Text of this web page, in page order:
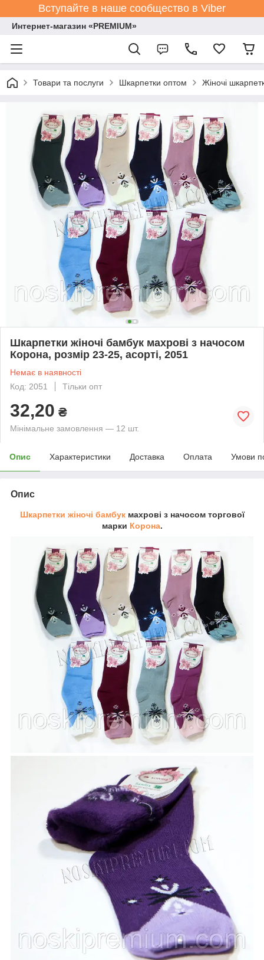
Вступайте в наше сообщество в Viber
Интернет-магазин «PREMIUM»
Товари та послуги Шкарпетки оптом Жіночі
Шкарпетки жіночі бамбук махрові з начосом
Корона, розмір 23-25, асорті, 2051
Немає в наявності
Код: 2051
Тільки опт
32,20 ₴
Мінімальне замовлення — 12 шт.
Опис Характеристики Доставка Оплата Умови
Опис
Шкарпетки жіночі бамбукмахрові з начосом торгової
марки Корона.